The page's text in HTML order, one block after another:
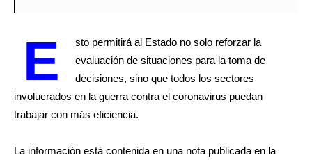
E
sto permitirá al Estado no solo reforzar la
evaluación de situaciones para la toma de
decisiones, sino que todos los sectores
involucrados en la guerra contra el coronavirus puedan
trabajar con más eficiencia.
La información está contenida en una nota publicada en la